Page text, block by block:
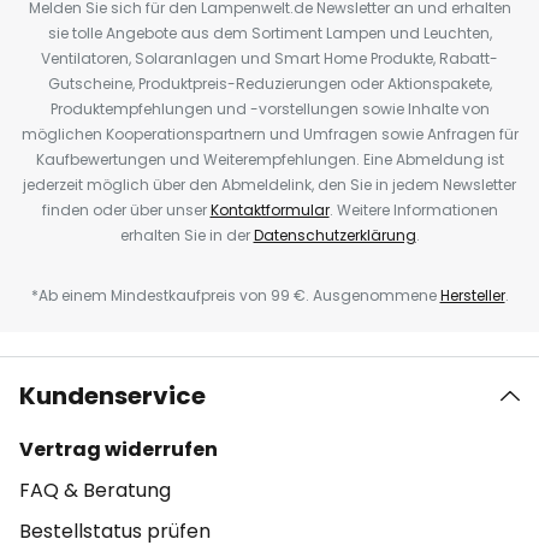
Melden Sie sich für den Lampenwelt.de Newsletter an und erhalten
sie tolle Angebote aus dem Sortiment Lampen und Leuchten,
Ventilatoren, Solaranlagen und Smart Home Produkte, Rabatt-
Gutscheine, Produktpreis-Reduzierungen oder Aktionspakete,
Produktempfehlungen und -vorstellungen sowie Inhalte von
möglichen Kooperationspartnern und Umfragen sowie Anfragen für
Kaufbewertungen und Weiterempfehlungen. Eine Abmeldung ist
jederzeit möglich über den Abmeldelink, den Sie in jedem Newsletter
finden oder über unserKontaktformular. Weitere Informationen
erhalten Sie in derDatenschutzerklärung.
*Ab einem Mindestkaufpreis von 99 €. AusgenommeneHersteller.
Kundenservice
Vertrag widerrufen
FAQ & Beratung
Bestellstatus prüfen